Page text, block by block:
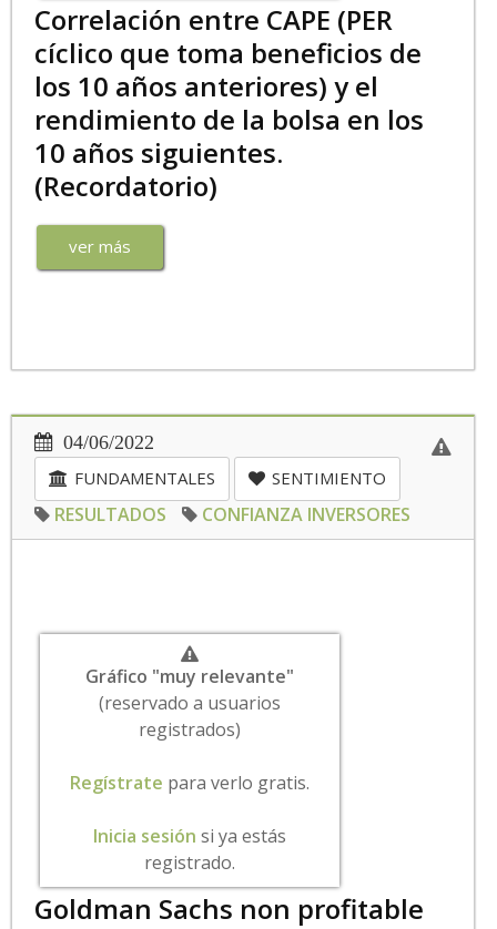
Correlación entre CAPE (PER
cíclico que toma beneficios de
los 10 años anteriores) y el
rendimiento de la bolsa en los
10 años siguientes.
(Recordatorio)
ver más
04/06/2022
FUNDAMENTALES
SENTIMIENTO
RESULTADOS CONFIANZA INVERSORES
Gráfico "muy relevante"
(reservado a usuarios
registrados)
Regístrate para verlo gratis.
Inicia sesión si ya estás
registrado.
Goldman Sachs non profitable